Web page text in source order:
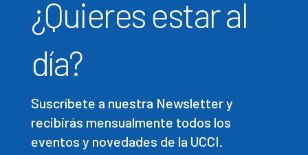
¿Quieres estar al
día?
Suscríbete a nuestra Newsletter y
recibirás mensualmente todos los
eventos y novedades de la UCCI.